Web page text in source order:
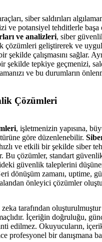
siber saldırıları
ve potansiyel tehditlerle başa
ve analizleri, siber
çözümleri geliştirerek ve
şekilde çalışmasını sağlar.
şekilde tepkiye geçmenizi,
ve bu durumların
Çözümleri
, işletmenizin yapısına,
göre düzenlenebilir.
ve etkili bir şekilde siber
Bu çözümler, standart güvenlik
güvenlik taleplerini
dönüşüm zamanı, uptime,
önleyici çözümler
tarafından oluşturulmuştur
İçeriğin doğruluğu,
edilmez. Okuyucuların,
profesyonel bir danışmana